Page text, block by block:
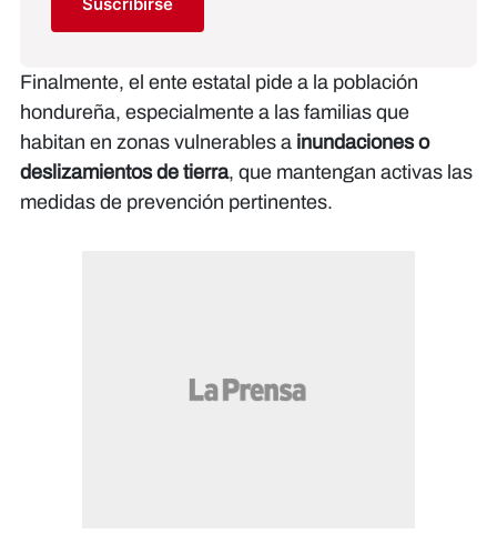
Finalmente, el ente estatal pide a la población
hondureña, especialmente a las familias que
habitan en zonas vulnerables a inundaciones o
deslizamientos de tierra, que mantengan activas las
medidas de prevención pertinentes.